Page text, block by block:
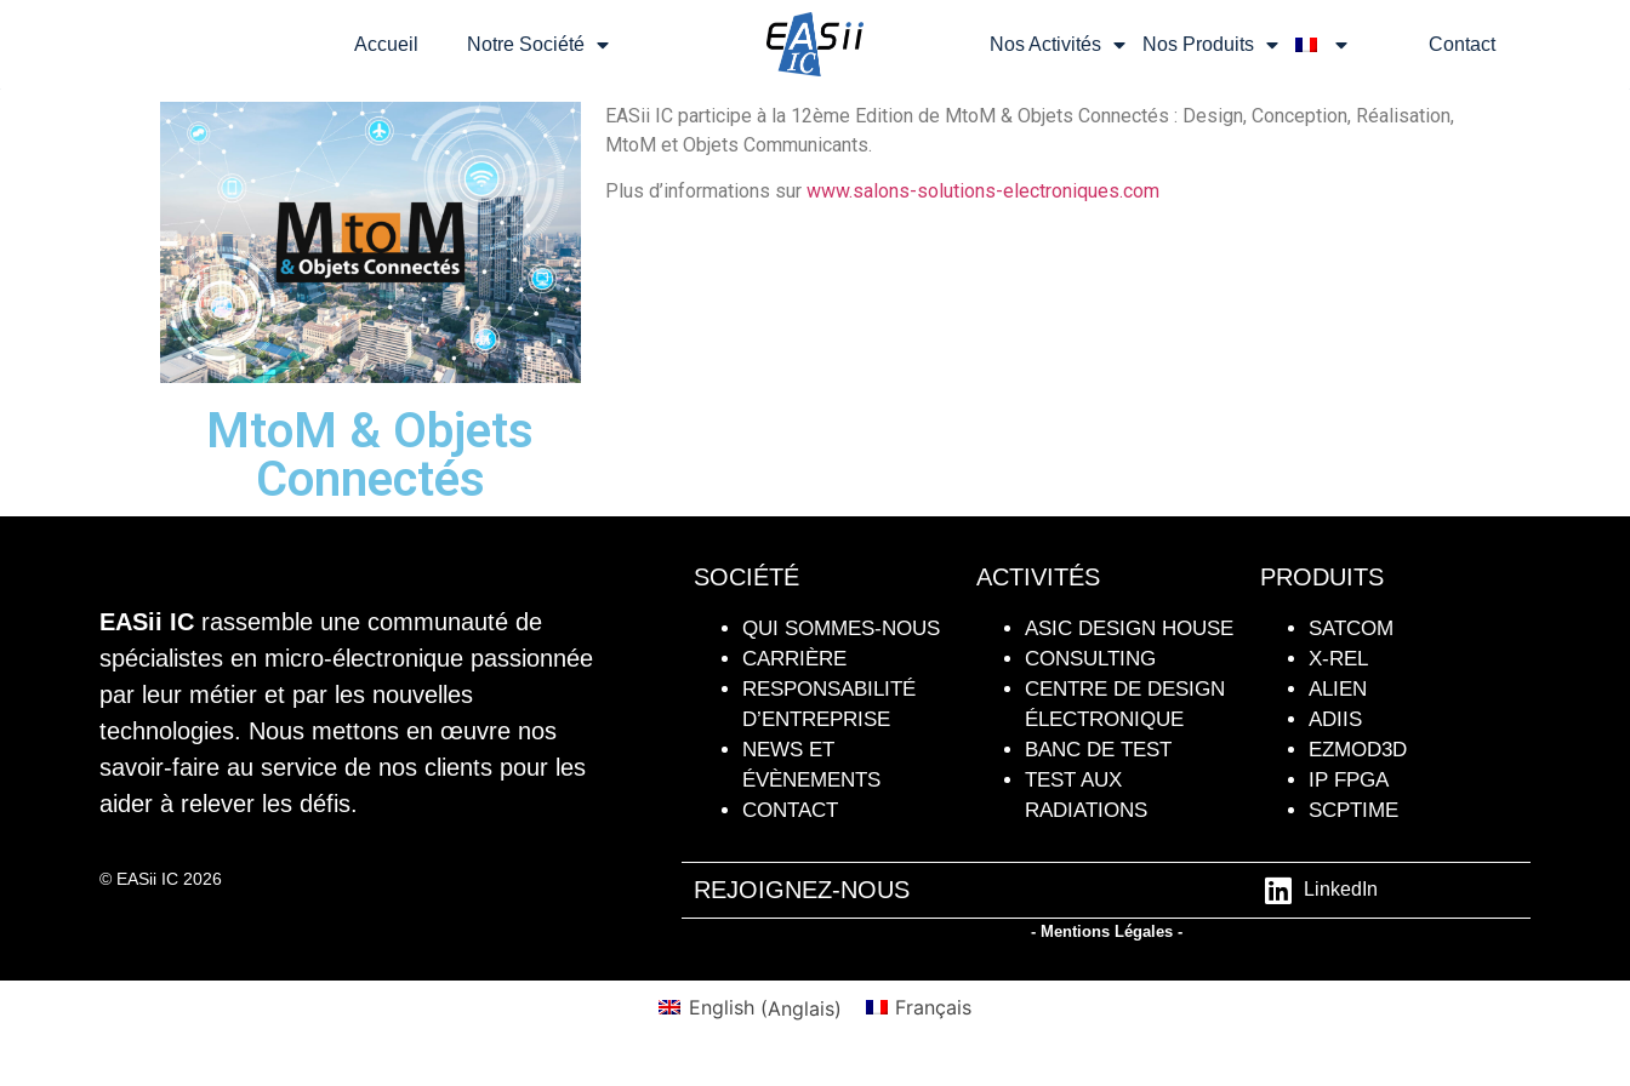
Accueil Notre Société Nos Activités Nos Produits Contact
MtoM & Objets
Connectés
EASii IC participe à la 12ème Edition de MtoM & Objets Connectés : Design, Conception, Réalisation,
MtoM et Objets Communicants.
Plus d’informations sur www.salons-solutions-electroniques.com
EASii IC rassemble une communauté de
spécialistes en micro-électronique passionnée
par leur métier et par les nouvelles
technologies. Nous mettons en œuvre nos
savoir-faire au service de nos clients pour les
aider à relever les défis.
© EASii IC 2026
SOCIÉTÉ
QUI SOMMES-NOUS
CARRIÈRE
RESPONSABILITÉ
D’ENTREPRISE
NEWS ET
ÉVÈNEMENTS
CONTACT
ACTIVITÉS
ASIC DESIGN HOUSE
CONSULTING
CENTRE DE DESIGN
ÉLECTRONIQUE
BANC DE TEST
TEST AUX
RADIATIONS
PRODUITS
SATCOM
X-REL
ALIEN
ADIIS
EZMOD3D
IP FPGA
SCPTIME
REJOIGNEZ-NOUS LinkedIn
- Mentions Légales -
English(Anglais) Français